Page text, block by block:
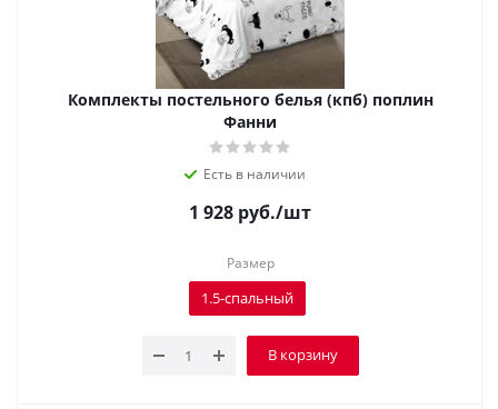
Комплекты постельного белья (кпб) поплин
Фанни
Есть в наличии
1 928 руб./шт
Размер
1.5-спальный
В корзину